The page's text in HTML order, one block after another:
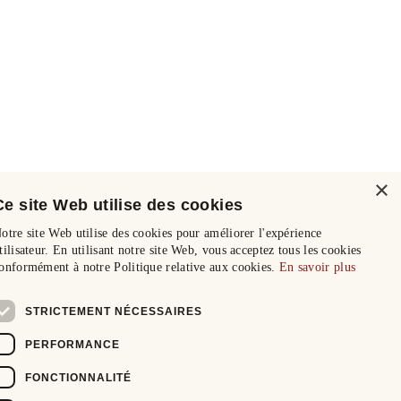
×
site Web utilise des cookies
site Web utilise des cookies pour améliorer l'expérience
En utilisant notre site Web, vous acceptez tous les cookies
à notre Politique relative aux cookies. En savoir plus
STRICTEMENT NÉCESSAIRES
PERFORMANCE
FONCTIONNALITÉ